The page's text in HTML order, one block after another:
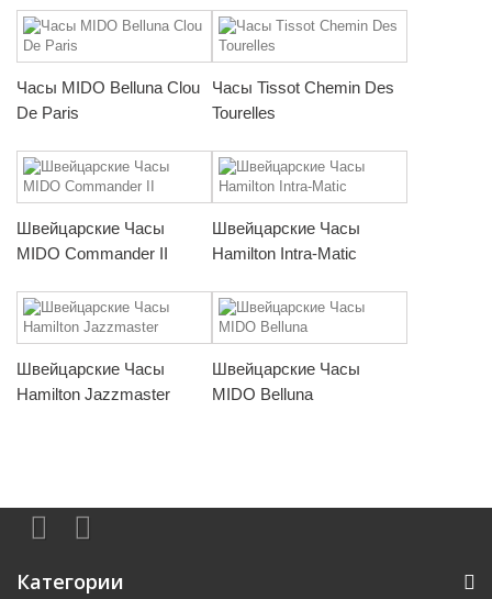
Часы MIDO Belluna Clou
De Paris
Часы Tissot Chemin Des
Tourelles
Швейцарские Часы
MIDO Commander II
Швейцарские Часы
Hamilton Intra-Matic
Швейцарские Часы
Hamilton Jazzmaster
Швейцарские Часы
MIDO Belluna
Категории